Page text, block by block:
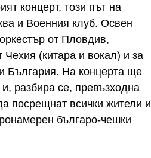
концерт, този път на
и Военния клуб. Освен
от Пловдив,
(китара и вокал) и за
България. На концерта ще
разбира се, превъзходна
посрещнат всички жители и
българо-чешки